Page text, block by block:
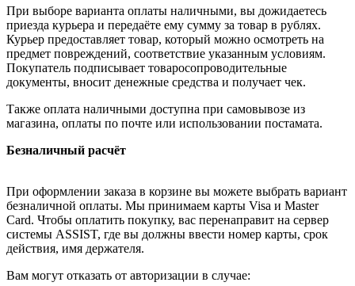
При выборе варианта оплаты наличными, вы дожидаетесь
приезда курьера и передаёте ему сумму за товар в рублях.
Курьер предоставляет товар, который можно осмотреть на
предмет повреждений, соответствие указанным условиям.
Покупатель подписывает товаросопроводительные
документы, вносит денежные средства и получает чек.
Также оплата наличными доступна при самовывозе из
магазина, оплаты по почте или использовании постамата.
Безналичный расчёт
При оформлении заказа в корзине вы можете выбрать вариант
безналичной оплаты. Мы принимаем карты Visa и Master
Card. Чтобы оплатить покупку, вас перенаправит на сервер
системы ASSIST, где вы должны ввести номер карты, срок
действия, имя держателя.
Вам могут отказать от авторизации в случае: